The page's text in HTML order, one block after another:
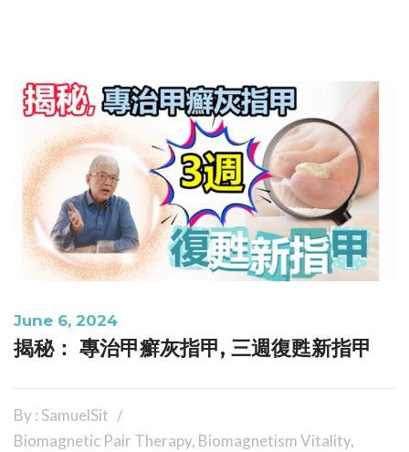
June 6, 2024
揭秘： 專治甲癬灰指甲, 三週復甦新指甲
By : SamuelSit
Biomagnetic Pair Therapy, Biomagnetism Vitality,